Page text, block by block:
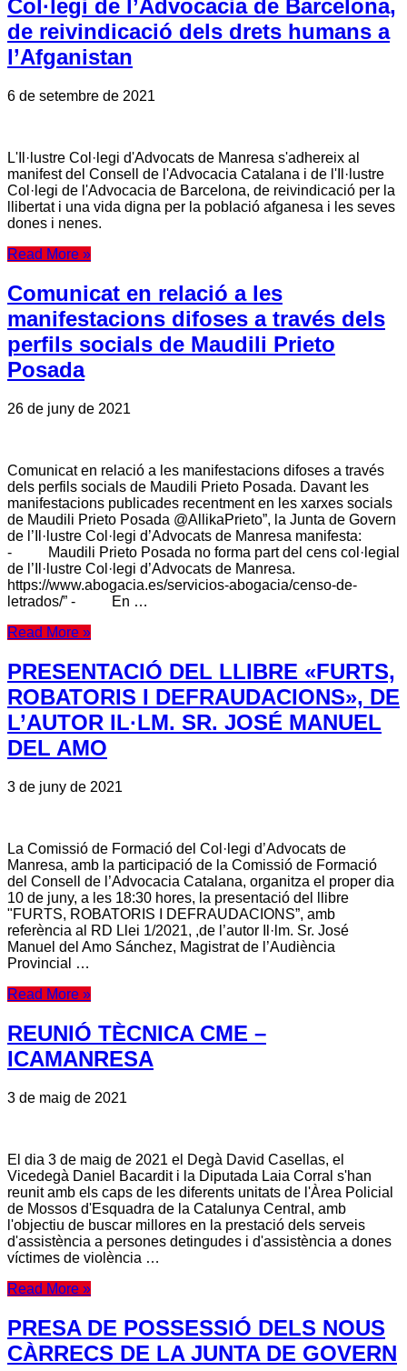
Col·legi de l’Advocacia de Barcelona,
de reivindicació dels drets humans a
l’Afganistan
6 de setembre de 2021
L'Il·lustre Col·legi d'Advocats de Manresa s'adhereix al
manifest del Consell de l'Advocacia Catalana i de l'Il·lustre
Col·legi de l'Advocacia de Barcelona, de reivindicació per la
llibertat i una vida digna per la població afganesa i les seves
dones i nenes.
Read More »
Comunicat en relació a les
manifestacions difoses a través dels
perfils socials de Maudili Prieto
Posada
26 de juny de 2021
Comunicat en relació a les manifestacions difoses a través
dels perfils socials de Maudili Prieto Posada. Davant les
manifestacions publicades recentment en les xarxes socials
de Maudili Prieto Posada @AllikaPrieto”, la Junta de Govern
de l’Il·lustre Col·legi d’Advocats de Manresa manifesta:
- Maudili Prieto Posada no forma part del cens col·legial
de l’Il·lustre Col·legi d’Advocats de Manresa.
https://www.abogacia.es/servicios-abogacia/censo-de-
letrados/” - En …
Read More »
PRESENTACIÓ DEL LLIBRE «FURTS,
ROBATORIS I DEFRAUDACIONS», DE
L’AUTOR IL·LM. SR. JOSÉ MANUEL
DEL AMO
3 de juny de 2021
La Comissió de Formació del Col·legi d’Advocats de
Manresa, amb la participació de la Comissió de Formació
del Consell de l’Advocacia Catalana, organitza el proper dia
10 de juny, a les 18:30 hores, la presentació del llibre
"FURTS, ROBATORIS I DEFRAUDACIONS”, amb
referència al RD Llei 1/2021, ,de l’autor Il·lm. Sr. José
Manuel del Amo Sánchez, Magistrat de l’Audiència
Provincial …
Read More »
REUNIÓ TÈCNICA CME –
ICAMANRESA
3 de maig de 2021
El dia 3 de maig de 2021 el Degà David Casellas, el
Vicedegà Daniel Bacardit i la Diputada Laia Corral s'han
reunit amb els caps de les diferents unitats de l'Àrea Policial
de Mossos d'Esquadra de la Catalunya Central, amb
l'objectiu de buscar millores en la prestació dels serveis
d'assistència a persones detingudes i d'assistència a dones
víctimes de violència …
Read More »
PRESA DE POSSESSIÓ DELS NOUS
CÀRRECS DE LA JUNTA DE GOVERN